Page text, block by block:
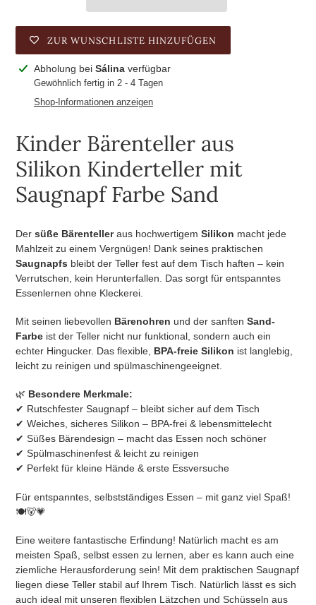
ZUR WUNSCHLISTE HINZUFÜGEN
ProduktAbholung bei Sálina verfügbar
Gewöhnlich fertig in 2 - 4 Tagen
Shop-Informationen anzeigen
Kinder Bärenteller aus
Silikon Kinderteller mit
Saugnapf Farbe Sand
Der süße Bärentelleraus hochwertigem Silikon macht jede
Mahlzeit zu einem Vergnügen! Dank seines praktischen
Saugnapfs bleibt der Teller fest auf dem Tisch haften – kein
Verrutschen, kein Herunterfallen. Das sorgt für entspanntes
Essenlernen ohne Kleckerei.
Mit seinen liebevollen Bärenohren und der sanften Sand-
Farbe ist der Teller nicht nur funktional, sondern auch ein
echter Hingucker. Das flexible, BPA-freie Silikon ist langlebig,
leicht zu reinigen und spülmaschinengeeignet.
🌿 Besondere Merkmale:
✔ Rutschfester Saugnapf – bleibt sicher auf dem Tisch
✔ Weiches, sicheres Silikon – BPA-frei & lebensmittelecht
✔ Süßes Bärendesign – macht das Essen noch schöner
✔ Spülmaschinenfest & leicht zu reinigen
✔ Perfekt für kleine Hände & erste Essversuche
Für entspanntes, selbstständiges Essen – mit ganz viel Spaß!
🍽️🐻💗
Eine weitere fantastische Erfindung! Natürlich macht es am
meisten Spaß, selbst essen zu lernen, aber es kann auch eine
ziemliche Herausforderung sein! Mit dem praktischen Saugnapf
liegen diese Teller stabil auf Ihrem Tisch. Natürlich lässt es sich
auch ideal mit unseren flexiblen Lätzchen und Schüsseln aus